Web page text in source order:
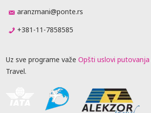
aranzmani@ponte.rs
+381-11-7858585
Uz sve programe važe Opšti uslovi putovanja
Travel.